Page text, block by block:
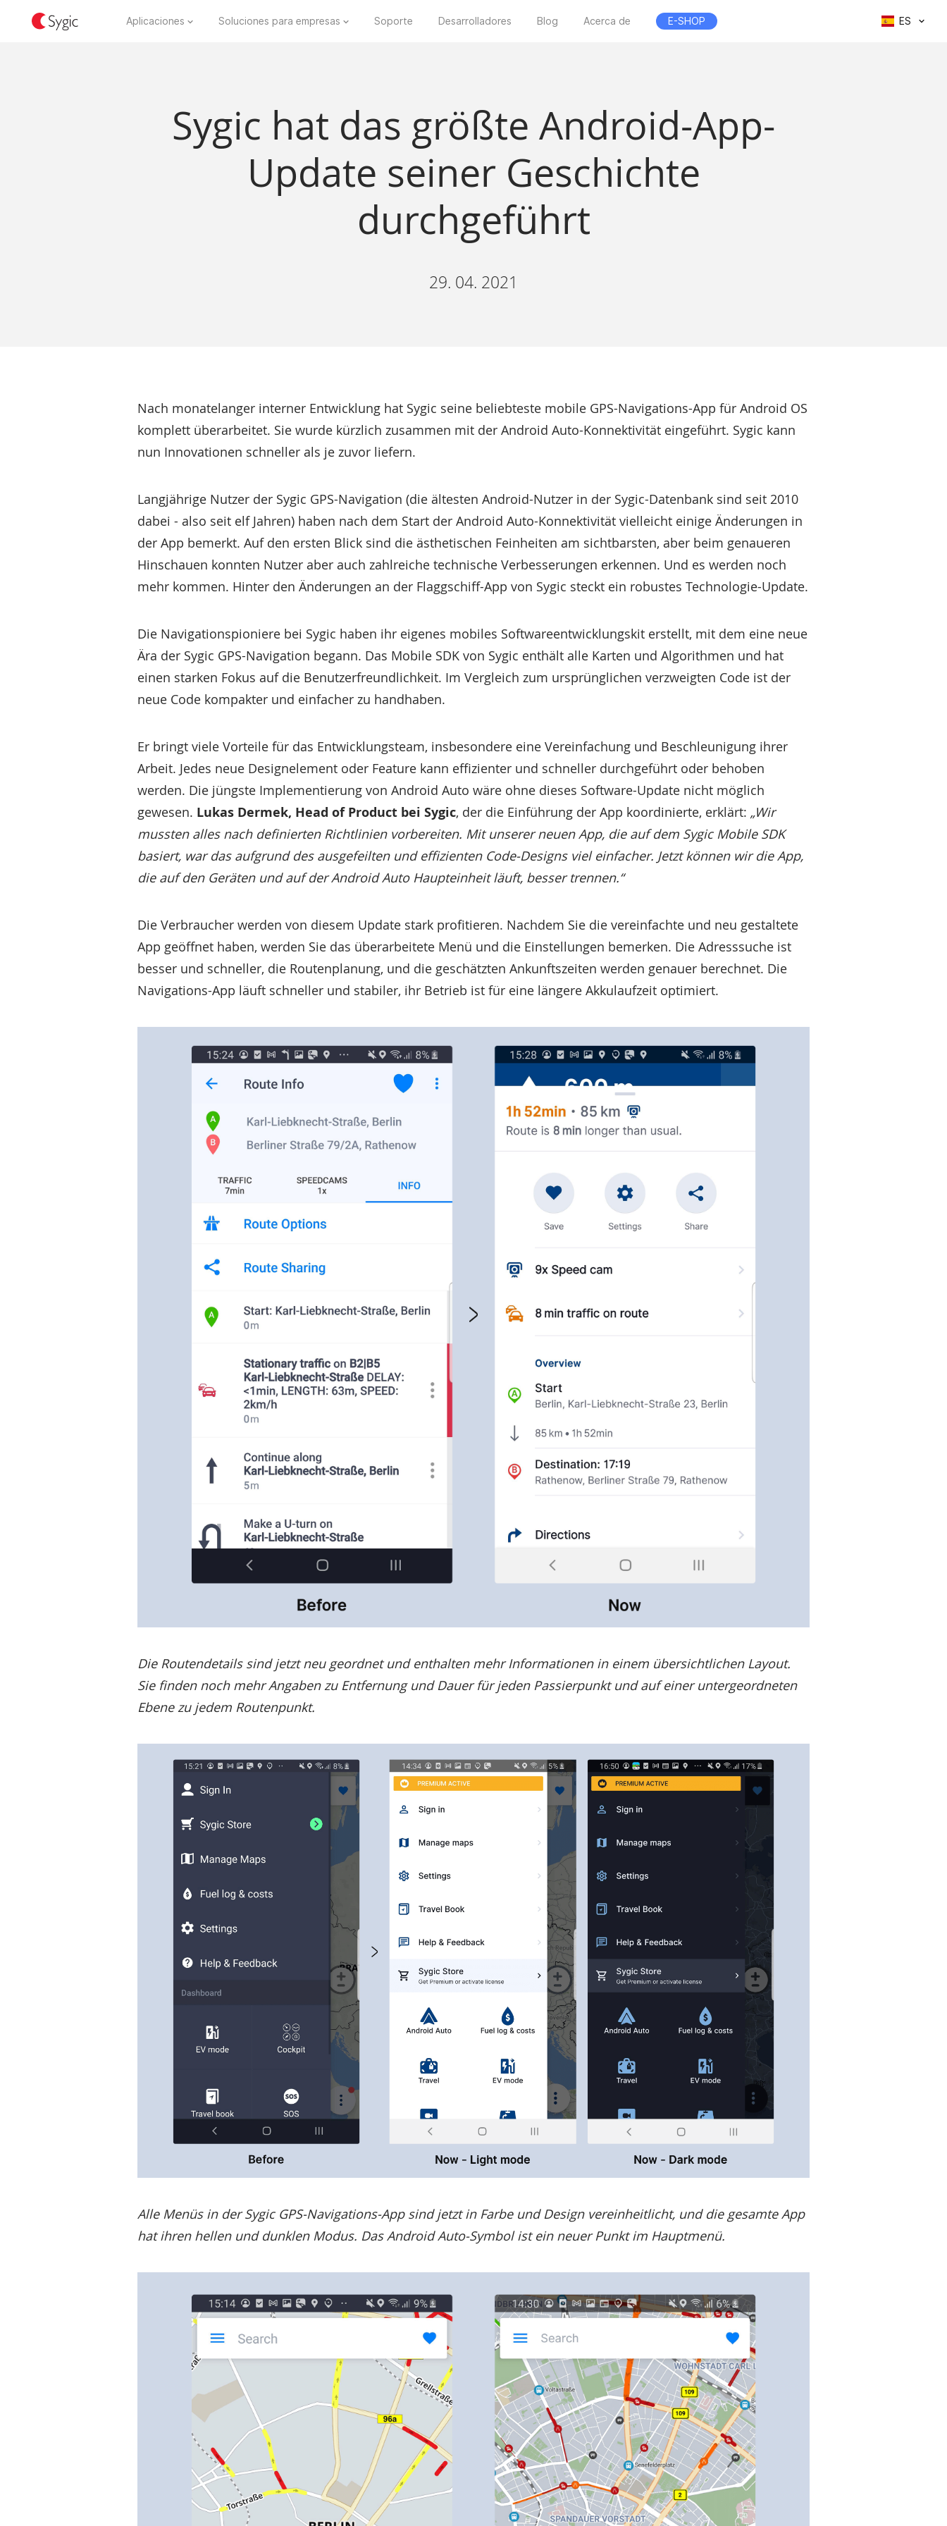
Aplicaciones Soluciones para empresas Soporte Desarrolladores Blog Acerca de E-SHOP ES
Sygic hat das größte Android-App-
Update seiner Geschichte
durchgeführt
29. 04. 2021
Nach monatelanger interner Entwicklung hat Sygic seine beliebteste mobile GPS-Navigations-App für Android OS
komplett überarbeitet. Sie wurde kürzlich zusammen mit der Android Auto-Konnektivität eingeführt. Sygic kann
nun Innovationen schneller als je zuvor liefern.
Langjährige Nutzer der Sygic GPS-Navigation (die ältesten Android-Nutzer in der Sygic-Datenbank sind seit 2010
dabei - also seit elf Jahren) haben nach dem Start der Android Auto-Konnektivität vielleicht einige Änderungen in
der App bemerkt. Auf den ersten Blick sind die ästhetischen Feinheiten am sichtbarsten, aber beim genaueren
Hinschauen konnten Nutzer aber auch zahlreiche technische Verbesserungen erkennen. Und es werden noch
mehr kommen. Hinter den Änderungen an der Flaggschiff-App von Sygic steckt ein robustes Technologie-Update.
Die Navigationspioniere bei Sygic haben ihr eigenes mobiles Softwareentwicklungskit erstellt, mit dem eine neue
Ära der Sygic GPS-Navigation begann. Das Mobile SDK von Sygic enthält alle Karten und Algorithmen und hat
einen starken Fokus auf die Benutzerfreundlichkeit. Im Vergleich zum ursprünglichen verzweigten Code ist der
neue Code kompakter und einfacher zu handhaben.
Er bringt viele Vorteile für das Entwicklungsteam, insbesondere eine Vereinfachung und Beschleunigung ihrer
Arbeit. Jedes neue Designelement oder Feature kann effizienter und schneller durchgeführt oder behoben
werden. Die jüngste Implementierung von Android Auto wäre ohne dieses Software-Update nicht möglich
gewesen. Lukas Dermek, Head of Product bei Sygic, der die Einführung der App koordinierte, erklärt: „Wir
mussten alles nach definierten Richtlinien vorbereiten. Mit unserer neuen App, die auf dem Sygic Mobile SDK
basiert, war das aufgrund des ausgefeilten und effizienten Code-Designs viel einfacher. Jetzt können wir die App,
die auf den Geräten und auf der Android Auto Haupteinheit läuft, besser trennen.“
Die Verbraucher werden von diesem Update stark profitieren. Nachdem Sie die vereinfachte und neu gestaltete
App geöffnet haben, werden Sie das überarbeitete Menü und die Einstellungen bemerken. Die Adresssuche ist
besser und schneller, die Routenplanung, und die geschätzten Ankunftszeiten werden genauer berechnet. Die
Navigations-App läuft schneller und stabiler, ihr Betrieb ist für eine längere Akkulaufzeit optimiert.
Die Routendetails sind jetzt neu geordnet und enthalten mehr Informationen in einem übersichtlichen Layout.
Sie finden noch mehr Angaben zu Entfernung und Dauer für jeden Passierpunkt und auf einer untergeordneten
Ebene zu jedem Routenpunkt.
Alle Menüs in der Sygic GPS-Navigations-App sind jetzt in Farbe und Design vereinheitlicht, und die gesamte App
hat ihren hellen und dunklen Modus. Das Android Auto-Symbol ist ein neuer Punkt im Hauptmenü.